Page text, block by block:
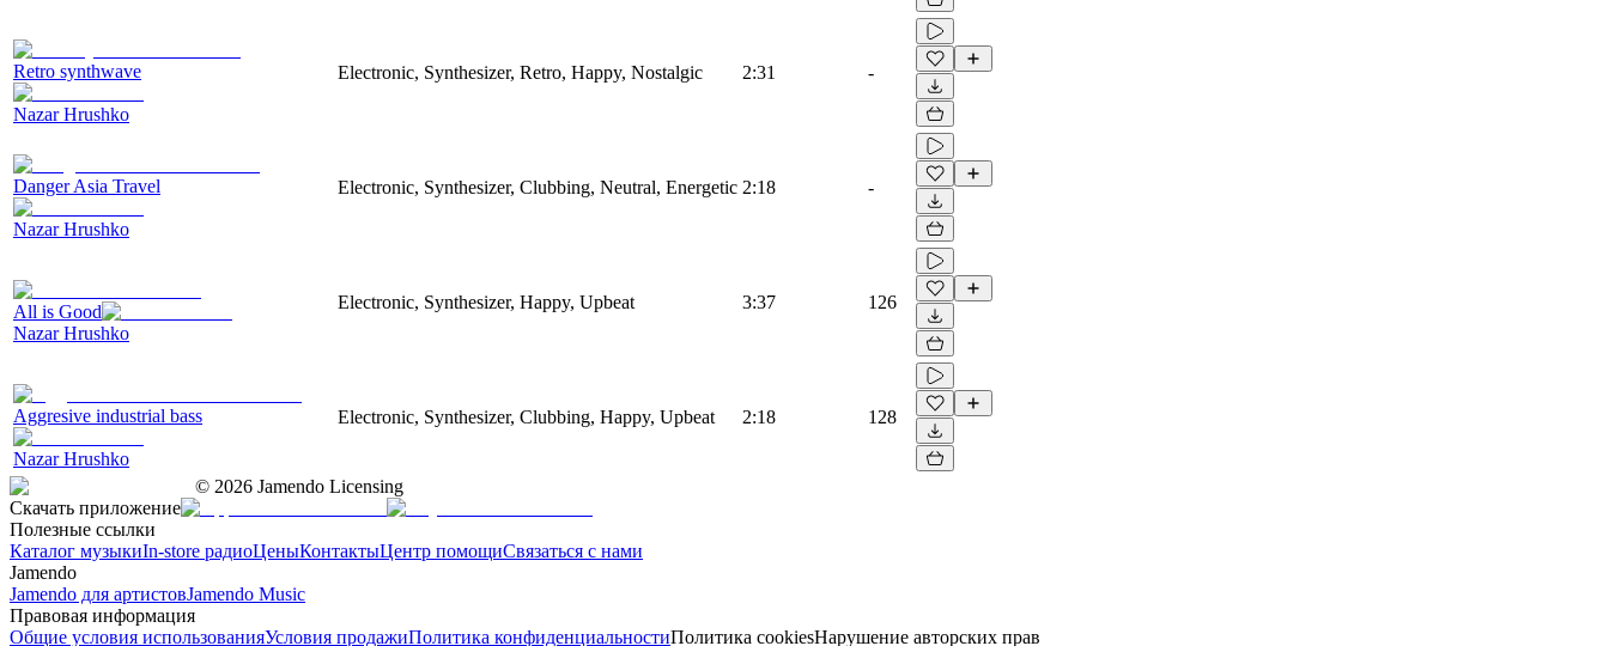
Retro synthwave
Nazar Hrushko
Electronic, Synthesizer, Retro, Happy, Nostalgic 2:31 -
Danger Asia Travel
Nazar Hrushko
Electronic, Synthesizer, Clubbing, Neutral, Energetic 2:18 -
All is Good
Nazar Hrushko
Electronic, Synthesizer, Happy, Upbeat 3:37 126
Aggresive industrial bass
Nazar Hrushko
Electronic, Synthesizer, Clubbing, Happy, Upbeat 2:18 128
© 2026 Jamendo Licensing
Скачать приложение
Полезные ссылки
Каталог музыкиIn-store радиоЦеныКонтактыЦентр помощиСвязаться с нами
Jamendo
Jamendo для артистовJamendo Music
Правовая информация
Общие условия использованияУсловия продажиПолитика конфиденциальностиПолитика cookiesНарушение авторских прав